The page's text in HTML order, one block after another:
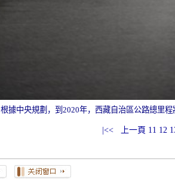
根據中央規劃，到2020年，西藏自治區公路總里
|<< 上一頁 11 12